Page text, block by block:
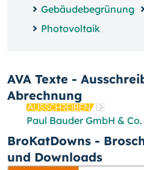
Gebäudebegrünung
Photovoltaik
AVA Texte -
Abrechnung
Paul Bauder GmbH & Co.
BroKatDowns -
und Downloads